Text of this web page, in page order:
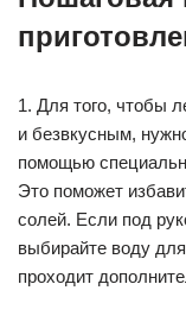
1. Для того, чтобы
и безвкусным,
помощью
Это поможет
солей. Если под
выбирайте воду
проходит